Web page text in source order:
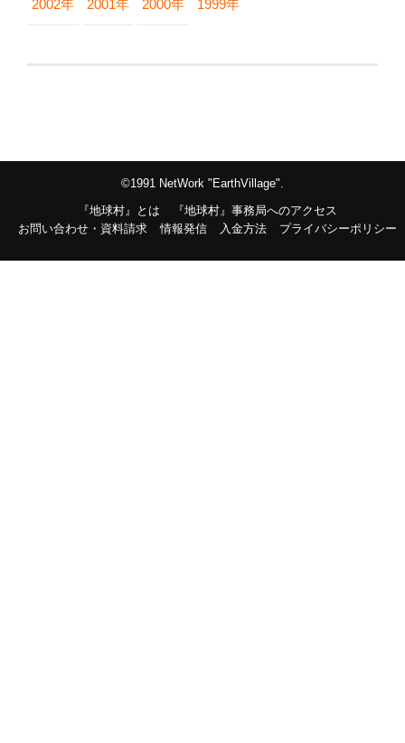
2002年 2001年 2000年 1999年
©1991 NetWork "EarthVillage".
『地球村』とは
『地球村』事務局へのアクセス
お問い合わせ・資料請求
情報発信 入金方法 プライバシーポリシー